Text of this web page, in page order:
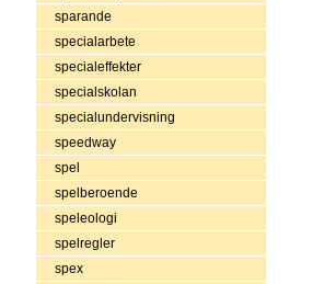
sparande
specialarbete
specialeffekter
specialskolan
specialundervisning
speedway
spel
spelberoende
speleologi
spelregler
spex